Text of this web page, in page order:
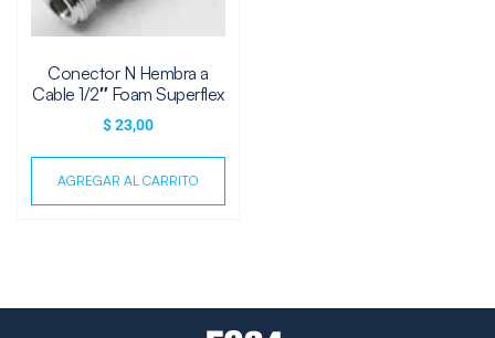
Conector N Hembra a
Cable 1/2″ Foam Superflex
$23,00
AGREGAR AL CARRITO